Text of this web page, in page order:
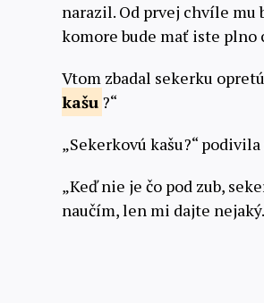
narazil. Od prvej chvíle mu
komore bude mať iste plno
Vtom zbadal sekerku
kašu ?“
„Sekerkovú kašu?“
„Keď nie je čo pod zub,
naučím, len mi dajte